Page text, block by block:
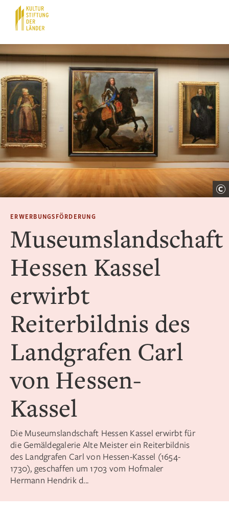
Hauptnavigation
ERWERBUNGSFÖRDERUNG
Museumslandschaft
Hessen Kassel
erwirbt
Reiterbildnis des
Landgrafen Carl
von Hessen-
Kassel
Die Museumslandschaft Hessen Kassel erwirbt für
die Gemäldegalerie Alte Meister ein Reiterbildnis
des Landgrafen Carl von Hessen-Kassel (1654-
1730), geschaffen um 1703 vom Hofmaler
Hermann Hendrik d...